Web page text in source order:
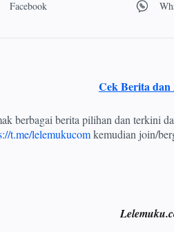
Cek Berita dan
berbagai berita pilihan dan terkini
t.me/lelemukucomkemudian join/